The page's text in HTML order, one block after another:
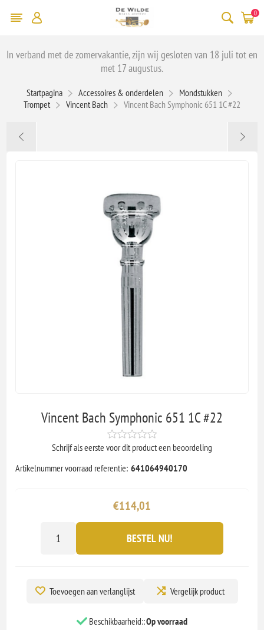
0
In verband met de zomervakantie, zijn wij gesloten van 18 juli tot en
met 17 augustus.
Startpagina Accessoires & onderdelen
Mondstukken
Trompet
Vincent Bach Vincent Bach Symphonic 651 1C #22
Vincent Bach Symphonic 651 1C #22
Schrijf als eerste voor dit product een beoordeling
Artikelnummer voorraad referentie: 641064940170
€114,01
BESTEL NU!
Toevoegen aan verlanglijst Vergelijk product
Beschikbaarheid::Op voorraad